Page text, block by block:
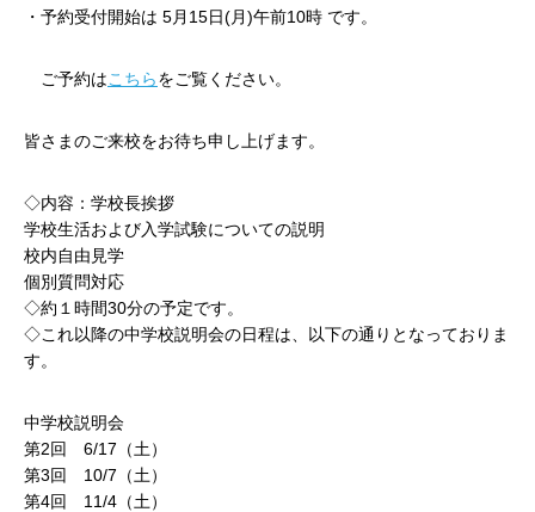
・予約受付開始は 5月15日(月)午前10時 です。
ご予約はこちらをご覧ください。
皆さまのご来校をお待ち申し上げます。
◇内容：学校長挨拶
学校生活および入学試験についての説明
校内自由見学
個別質問対応
◇約１時間30分の予定です。
◇これ以降の中学校説明会の日程は、以下の通りとなっておりま
す。
中学校説明会
第2回 6/17（土）
第3回 10/7（土）
第4回 11/4（土）